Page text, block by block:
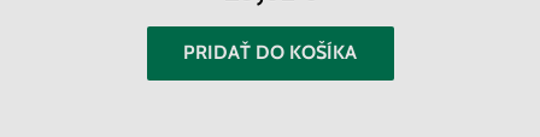
PRIDAŤ DO KOŠÍKA